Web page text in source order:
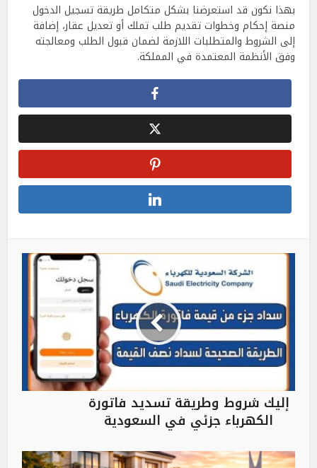
بهذا نكون قد استعرضنا بشكل متكامل طريقة تسجيل الدخول
منصة إحكام وخطوات تقديم طلب تملك أو تعديل عقار، إضافة
إلى الشروط والمتطلبات اللازمة لضمان قبول الطلب ومعالجته
وفق الأنظمة المعتمدة في المملكة.
إليك شروط وطريقة تسديد فاتورة
الكهرباء جزئي في السعودية